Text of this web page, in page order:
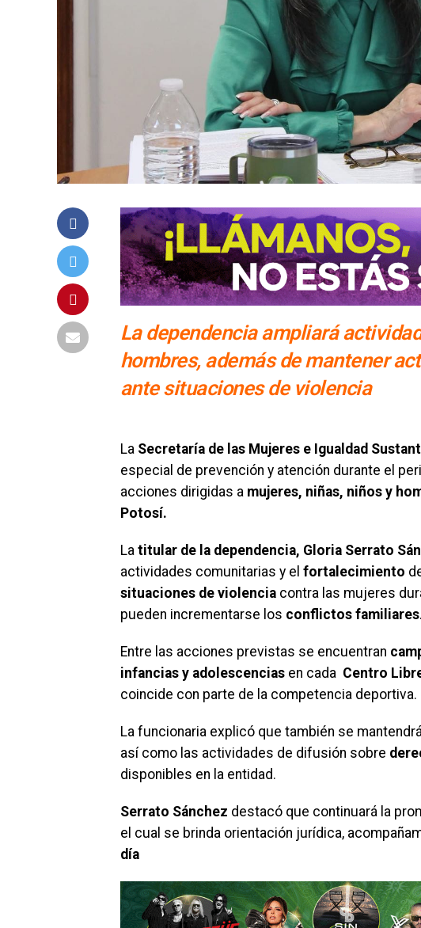
La dependencia ampliará
hombres, además de mantener
ante situaciones de violencia
La Secretaría de las Mujeres e Igualdad
especial de prevención y atención durante el
acciones dirigidas a mujeres, niñas, niños y
Potosí.
La titular de la dependencia, Gloria Serrato
actividades comunitarias y el fortalecimiento
situaciones de violencia contra las mujeres
pueden incrementarse los conflictos familiares.
Entre las acciones previstas se encuentran
infancias y adolescencias en cada Centro
coincide con parte de la competencia deportiva.
La funcionaria explicó que también se
así como las actividades de difusión sobre
disponibles en la entidad.
Serrato Sánchez destacó que continuará la
el cual se brinda orientación jurídica,
día